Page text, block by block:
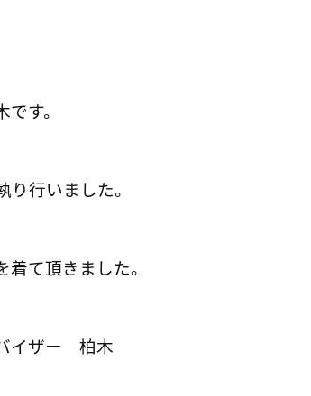
す。
行いました。
て頂きました。
イザー 柏木